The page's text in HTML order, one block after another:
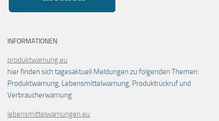
INFORMATIONEN
produktwarnung.eu
hier finden sich tagesaktuell Meldungen zu folgenden Themen:
Produktwarnung, Lebensmittelwarnung, Produktrückruf und
Verbraucherwarnung
lebensmittelwarnungen.eu